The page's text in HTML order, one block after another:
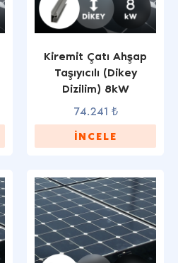
Kiremit Çatı Ahşap
Taşıyıcılı (Dikey
Dizilim) 8kW
74.241 ₺
İNCELE